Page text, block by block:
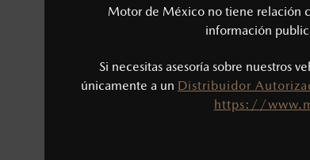
Motor de México no tiene relación
información
Si necesitas asesoría sobre nuestros
únicamente a un Distribuidor
https://